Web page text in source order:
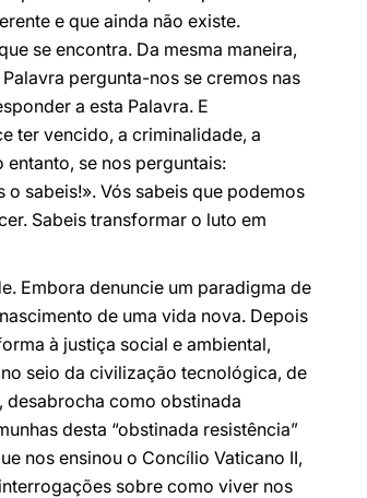
e que ainda não existe.
se encontra. Da mesma maneira,
pergunta-nos se cremos nas
a esta Palavra. E
ter vencido, a criminalidade, a
se nos perguntais:
sabeis!». Vós sabeis que podemos
Sabeis transformar o luto em
Embora denuncie um paradigma de
de uma vida nova. Depois
à justiça social e ambiental,
seio da civilização tecnológica, de
desabrocha como obstinada
desta “obstinada resistência”
nos ensinou o Concílio Vaticano II,
sobre como viver nos